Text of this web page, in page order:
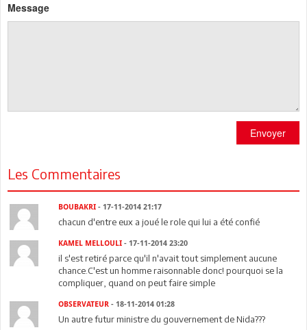
Message
Envoyer
Les Commentaires
BOUBAKRI - 17-11-2014 21:17
chacun d'entre eux a joué le role qui lui a été confié
KAMEL MELLOULI - 17-11-2014 23:20
il s'est retiré parce qu'il n'avait tout simplement aucune
chance.C'est un homme raisonnable donc! pourquoi se la
compliquer, quand on peut faire simple
OBSERVATEUR - 18-11-2014 01:28
Un autre futur ministre du gouvernement de Nida???